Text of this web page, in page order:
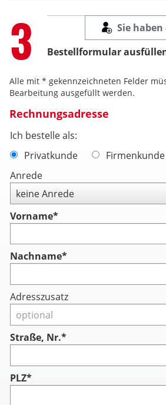
Step
3 Bestellformular
Sie
Alle mit * gekennzeichneten Felder
Bearbeitung ausgefüllt werden.
Rechnungsadresse
Ich bestelle als:
Privatkunde
Firmenkunde
Anrede
Vorname*
Nachname*
Adresszusatz
Straße, Nr.*
PLZ*